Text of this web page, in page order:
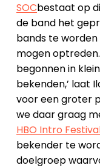
SOCbestaat op
de band het
bands te worden
mogen
begonnen in
bekenden,’ laat
voor een groter
we daar graag
HBO Intro
bekender te
doelgroep